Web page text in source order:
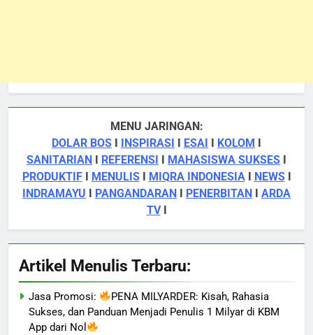
MENU JARINGAN:
DOLAR BOS I INSPIRASI I ESAI I KOLOM I
SANITARIAN I REFERENSI I MAHASISWA SUKSES I
PRODUKTIFI MENULISI MIQRA INDONESIAI NEWSI
INDRAMAYU I PANGANDARAN I PENERBITAN I ARDA
TVI
Artikel Menulis Terbaru:
Jasa Promosi:
PENA MILYARDER: Kisah, Rahasia
Sukses, dan Panduan Menjadi Penulis 1 Milyar di KBM
App dari Nol